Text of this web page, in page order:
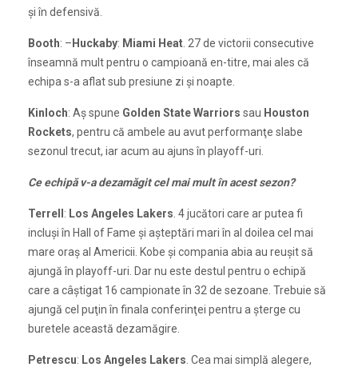
şi în defensivă.
Booth: – Huckaby: Miami Heat . 27 de victorii consecutive
înseamnă mult pentru o campioană en-titre, mai ales că
echipa s-a aflat sub presiune zi şi noapte.
Kinloch: Aş spune Golden State Warriors sau Houston
Rockets, pentru că ambele au avut performanţe slabe
sezonul trecut, iar acum au ajuns în playoff-uri.
Ce echipă v-a dezamăgit cel mai mult în acest sezon?
Terrell : Los Angeles Lakers . 4 jucători care ar putea fi
incluşi în Hall of Fame şi aşteptări mari în al doilea cel mai
mare oraş al Americii. Kobe şi compania abia au reuşit să
ajungă în playoff-uri. Dar nu este destul pentru o echipă
care a câştigat 16 campionate în 32 de sezoane. Trebuie să
ajungă cel puţin în finala conferinţei pentru a şterge cu
buretele această dezamăgire.
Petrescu: Los Angeles Lakers . Cea mai simplă alegere,